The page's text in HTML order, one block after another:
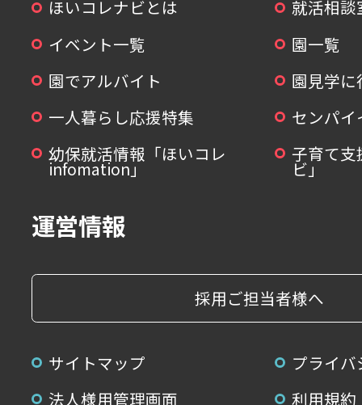
ほいコレナビとは
就活相談
イベント一覧
園一覧
園でアルバイト
園見学
一人暮らし応援特集
センパ
幼保就活情報「ほいコレ
infomation」
子育て支
ビ」
運営情報
採用ご担当者様へ
サイトマップ
プライ
法人様用管理画面
利用規約